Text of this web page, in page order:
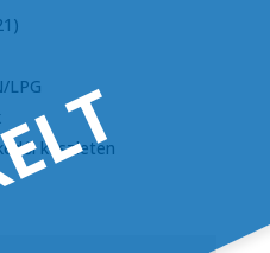
LPG
készleten